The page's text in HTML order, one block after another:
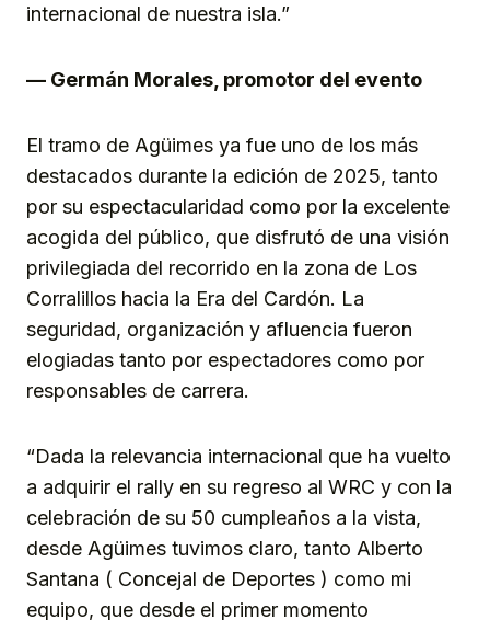
internacional de nuestra isla.”
— Germán Morales, promotor del evento
El tramo de Agüimes ya fue uno de los más
destacados durante la edición de 2025, tanto
por su espectacularidad como por la excelente
acogida del público, que disfrutó de una visión
privilegiada del recorrido en la zona de Los
Corralillos hacia la Era del Cardón. La
seguridad, organización y afluencia fueron
elogiadas tanto por espectadores como por
responsables de carrera.
“Dada la relevancia internacional que ha vuelto
a adquirir el rally en su regreso al WRC y con la
celebración de su 50 cumpleaños a la vista,
desde Agüimes tuvimos claro, tanto Alberto
Santana ( Concejal de Deportes ) como mi
equipo, que desde el primer momento